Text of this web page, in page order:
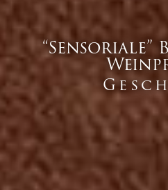
“Sensoriale”